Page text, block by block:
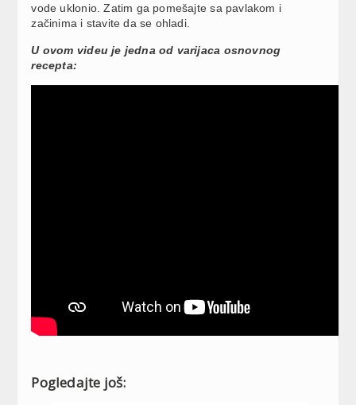
vode uklonio. Zatim ga pomešajte sa pavlakom i
začinima i stavite da se ohladi.
U ovom videu je jedna od varijaca osnovnog
recepta:
Pogledajte još: